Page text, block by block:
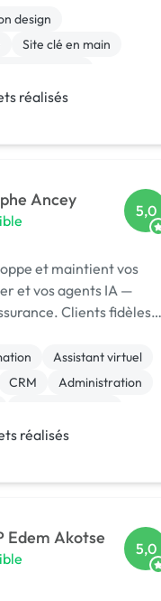
technologies, puis st
design
Site clé en main
de site
réalisés
Ancey
5,0
et maintient vos
et vos agents IA —
Clients fidèles
Assistant virtuel
CRM
Administration
réalisés
Edem Akotse
5,0